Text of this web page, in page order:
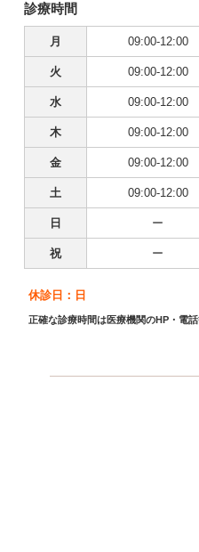
診療時間
月 09:00-12:00
火 09:00-12:00
水 09:00-12:00
木 09:00-12:00
金 09:00-12:00
土 09:00-12:00
日 ー
祝 ー
休診日：日
正確な診療時間は医療機関のHP・電